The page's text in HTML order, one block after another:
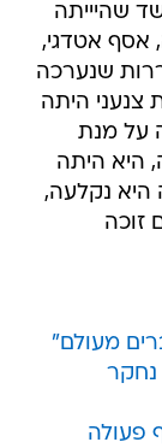
שהיייתה
אסף אטדגי,
שנערכה
צנעני היתה
על מנת
היא היתה
נקלעה,
זוכה
מעולם"
נחקר
פעולה